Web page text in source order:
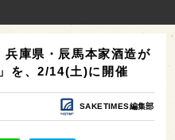
庫県・辰馬本家酒造が
を、2/14(土)に開催
SAKETIMES編集部